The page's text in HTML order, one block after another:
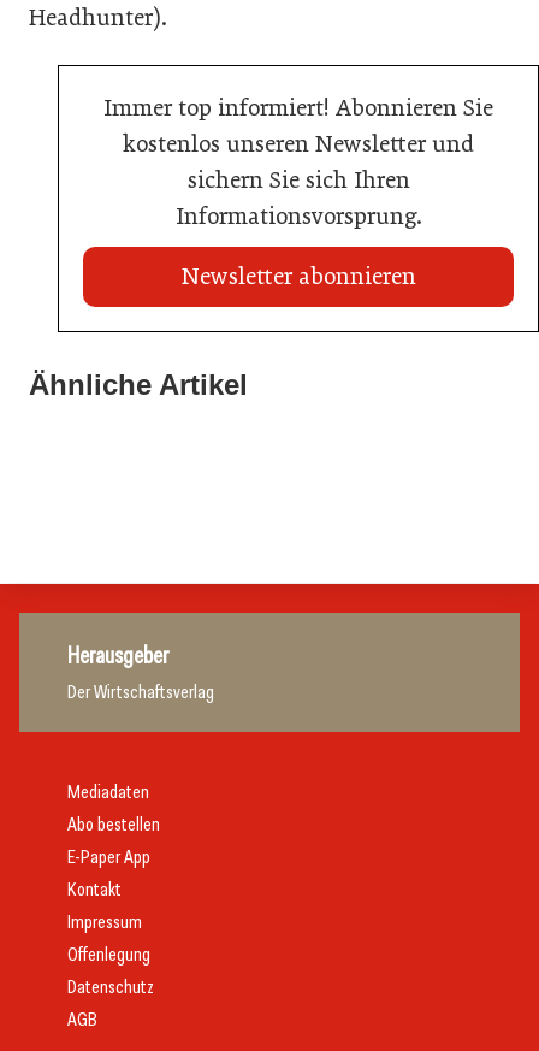
Headhunter).
Immer top informiert! Abonnieren Sie
kostenlos unseren Newsletter und
sichern Sie sich Ihren
Informationsvorsprung.
Newsletter abonnieren
Ähnliche Artikel
20. Juli 2026
Radisson ersetzt Bestpreisgarantie durch
Herausgeber
Der Wirtschaftsverlag
Mediadaten
Abo bestellen
E-Paper App
Kontakt
Impressum
Offenlegung
Datenschutz
AGB